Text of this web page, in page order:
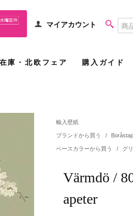
マイアカウント
在庫・北欧フェア 購入ガイド
輸入壁紙
ブランドから買う /
ベースカラーから買う / グ
Värmdö /
apeter